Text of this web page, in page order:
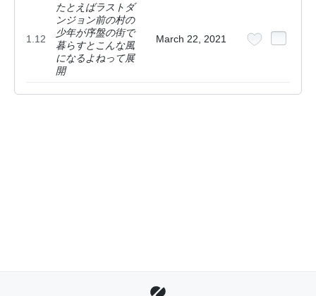
1.12
たとえばラストダ
ンジョン前の村の
少年が序盤の街で
暮らすとこんな風
になるよねって展
開
March 22, 2021